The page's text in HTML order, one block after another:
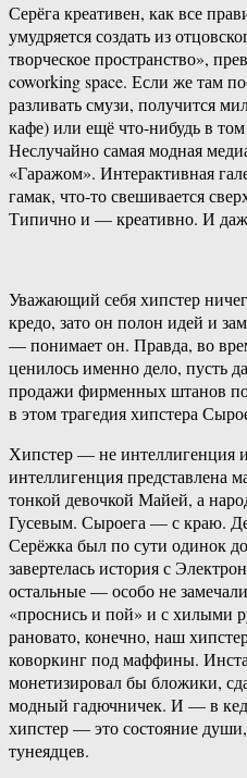
Серёга креативен, как все
умудряется создать из
творческое пространство»,
coworking space. Если же там
разливать смузи, получится
кафе) или ещё что-нибудь в
Неслучайно самая модная
«Гаражом». Интерактивная
гамак, что-то свешивается
Типично и — креативно. И
Уважающий себя хипстер
кредо, зато он полон идей и
— понимает он. Правда, во
ценилось именно дело, пусть
продажи фирменных штанов
в этом трагедия хипстера
Хипстер — не интеллигенция
интеллигенция представлена
тонкой девочкой Майей, а
Гусевым. Сыроега — с краю.
Серёжка был по сути одинок
завертелась история с
остальные — особо не
«проснись и пой» и с хилыми
рановато, конечно, наш
коворкинг под маффины.
монетизировал бы бложики,
модный гадючничек. И — в
хипстер — это состояние души,
тунеядцев.